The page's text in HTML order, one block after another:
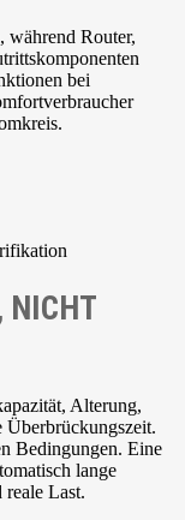
während Router,
bei
NICHT
Alterung,
Überbrückungszeit.
Bedingungen. Eine
lange
Last.